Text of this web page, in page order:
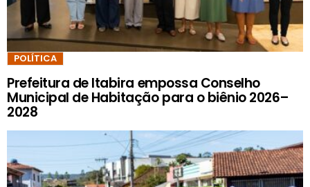
POLÍTICA
Prefeitura de Itabira empossa Conselho
Municipal de Habitação para o biênio 2026–
2028